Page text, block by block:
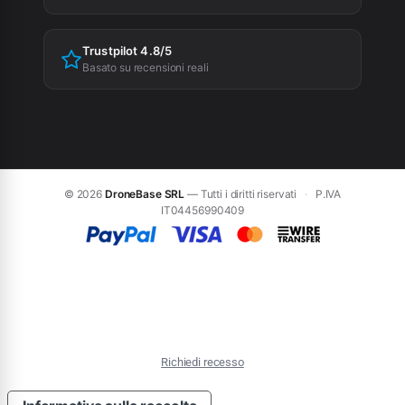
Trustpilot 4.8/5
Basato su recensioni reali
© 2026 DroneBase SRL — Tutti i diritti riservati ·
P.IVA
IT04456990409
Richiedi recesso